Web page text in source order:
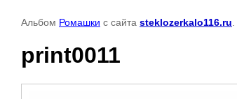
Альбом Ромашки с сайта steklozerkalo116.ru
print0011